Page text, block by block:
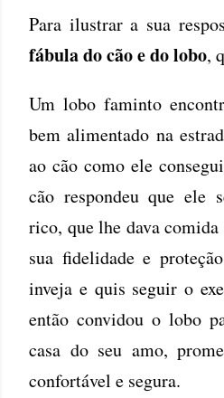
Para ilustrar a sua
fábula do cão e do lobo,
Um lobo faminto
bem alimentado na
ao cão como ele
cão respondeu que ele
rico, que lhe dava
sua fidelidade e
inveja e quis seguir o
então convidou o lobo
casa do seu amo,
confortável e segura.